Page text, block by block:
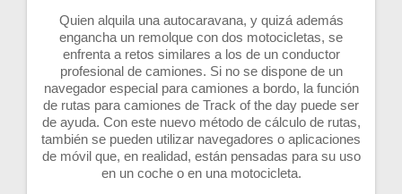
Quien alquila una autocaravana, y quizá además
engancha un remolque con dos motocicletas, se
enfrenta a retos similares a los de un conductor
profesional de camiones. Si no se dispone de un
navegador especial para camiones a bordo, la función
de rutas para camiones de Track of the day puede ser
de ayuda. Con este nuevo método de cálculo de rutas,
también se pueden utilizar navegadores o aplicaciones
de móvil que, en realidad, están pensadas para su uso
en un coche o en una motocicleta.